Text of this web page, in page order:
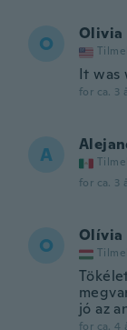
O Olivia
It was
for ca. 3
A
for ca. 3
O Olívia
jó az
for ca. 4